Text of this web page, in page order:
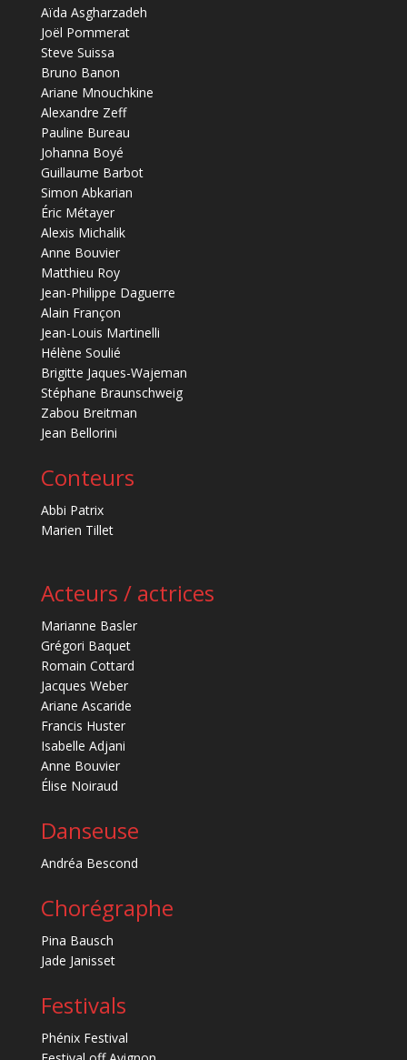
Aïda Asgharzadeh
Joël Pommerat
Steve Suissa
Bruno Banon
Ariane Mnouchkine
Alexandre Zeff
Pauline Bureau
Johanna Boyé
Guillaume Barbot
Simon Abkarian
Éric Métayer
Alexis Michalik
Anne Bouvier
Matthieu Roy
Jean-Philippe Daguerre
Alain Françon
Jean-Louis Martinelli
Hélène Soulié
Brigitte Jaques-Wajeman
Stéphane Braunschweig
Zabou Breitman
Jean Bellorini
Conteurs
Abbi Patrix
Marien Tillet
Acteurs / actrices
Marianne Basler
Grégori Baquet
Romain Cottard
Jacques Weber
Ariane Ascaride
Francis Huster
Isabelle Adjani
Anne Bouvier
Élise Noiraud
Danseuse
Andréa Bescond
Chorégraphe
Pina Bausch
Jade Janisset
Festivals
Phénix Festival